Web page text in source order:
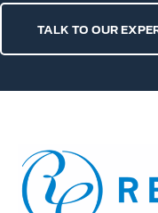
สำหรับการมองหางา
สร้างความเปลี่ยนแ
ตลาดงานกำลังพ?…
Need